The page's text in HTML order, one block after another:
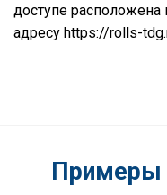
доступе расположена
адресу https://rolls-
Примеры